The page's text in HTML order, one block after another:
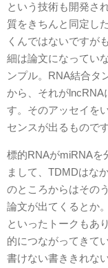
という技術も開発さ
質をきちんと同定し
くんではないですが
細は論文になってい
ンプル。RNA結合タ
から、それが
す。そのアッセイを
センスが出るものです
標的RNAがmiRNAを
まして、TDMDはな
のところからはその
論文が出てくるとか
といったトークもあ
的につながってきて
書けない書ききれな